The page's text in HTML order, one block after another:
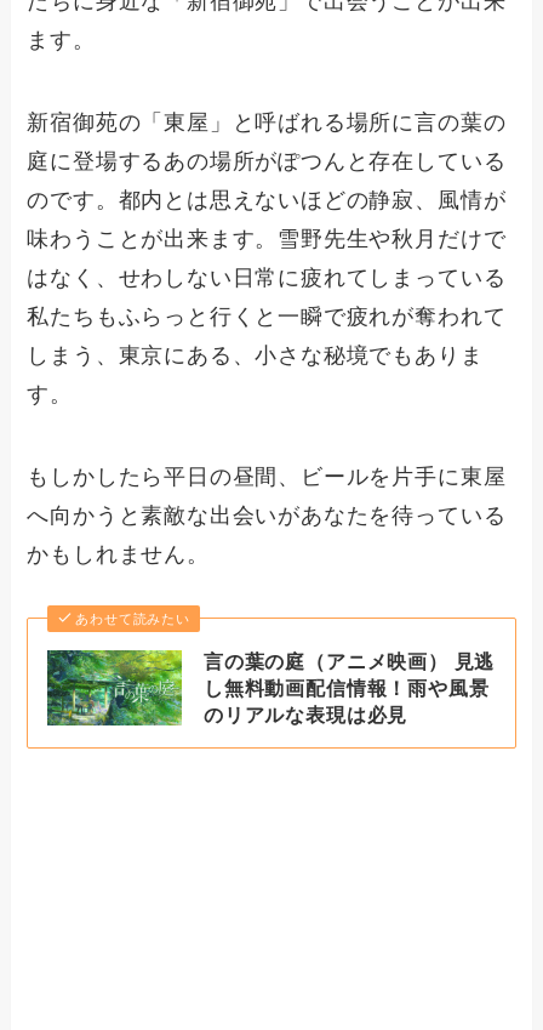
ます。
新宿御苑の「東屋」と呼ばれる場所に言の葉の
庭に登場するあの場所がぽつんと存在している
のです。都内とは思えないほどの静寂、風情が
味わうことが出来ます。雪野先生や秋月だけで
はなく、せわしない日常に疲れてしまっている
私たちもふらっと行くと一瞬で疲れが奪われて
しまう、東京にある、小さな秘境でもありま
す。
もしかしたら平日の昼間、ビールを片手に東屋
へ向かうと素敵な出会いがあなたを待っている
かもしれません。
あわせて読みたい
言の葉の庭（アニメ映画） 見逃
し無料動画配信情報！雨や風景
のリアルな表現は必見